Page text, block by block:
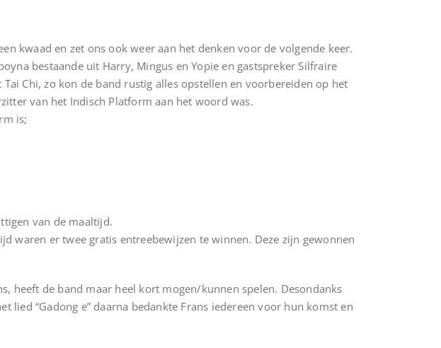
kwaad en zet ons ook weer aan het denken voor de volgende keer.
bestaande uit Harry, Mingus en Yopie en gastspreker Silfraire
Chi, zo kon de band rustig alles opstellen en voorbereiden op het
van het Indisch Platform aan het woord was.
is;
van de maaltijd.
waren er twee gratis entreebewijzen te winnen. Deze zijn gewonnen
heeft de band maar heel kort mogen/kunnen spelen. Desondanks
lied “Gadong e” daarna bedankte Frans iedereen voor hun komst en